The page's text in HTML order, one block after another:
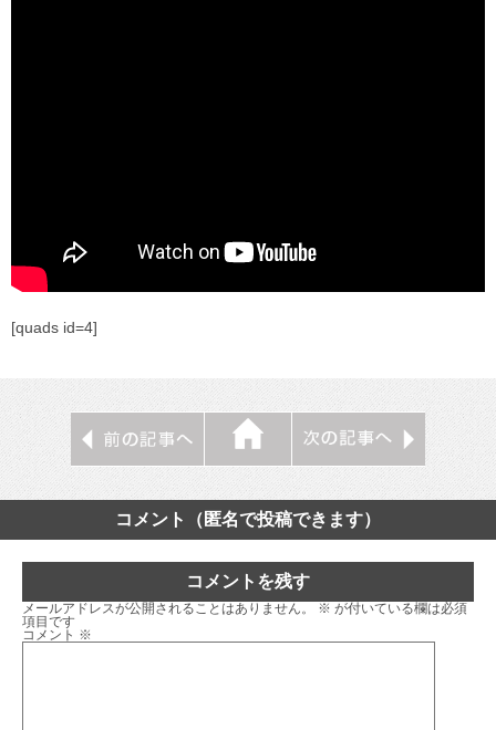
[quads id=4]
コメント（匿名で投稿できます）
コメントを残す
メールアドレスが公開されることはありません。 ※ が付いている欄は必須
項目です
コメント ※